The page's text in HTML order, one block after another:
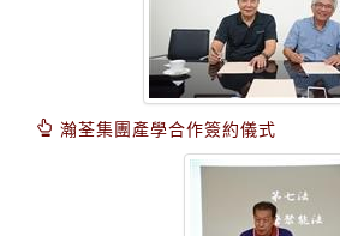
瀚荃集團產學合作簽約儀式